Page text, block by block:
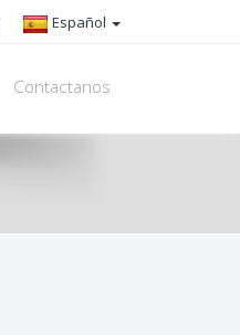
Español
Contactanos